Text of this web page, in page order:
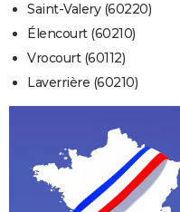
Saint-Valery (60220)
Élencourt (60210)
Vrocourt (60112)
Laverrière (60210)